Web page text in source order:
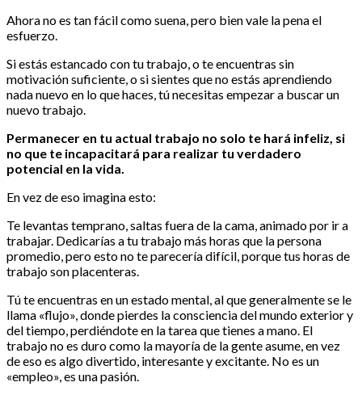
Ahora no es tan fácil como suena, pero bien vale la pena el
esfuerzo.
Si estás estancado con tu trabajo, o te encuentras sin
motivación suficiente, o si sientes que no estás aprendiendo
nada nuevo en lo que haces, tú necesitas empezar a buscar un
nuevo trabajo.
Permanecer en tu actual trabajo no solo te hará infeliz, si
no que te incapacitará para realizar tu verdadero
potencial en la vida.
En vez de eso imagina esto:
Te levantas temprano, saltas fuera de la cama, animado por ir a
trabajar. Dedicarías a tu trabajo más horas que la persona
promedio, pero esto no te parecería difícil, porque tus horas de
trabajo son placenteras.
Tú te encuentras en un estado mental, al que generalmente se le
llama «flujo», donde pierdes la consciencia del mundo exterior y
del tiempo, perdiéndote en la tarea que tienes a mano. El
trabajo no es duro como la mayoría de la gente asume, en vez
de eso es algo divertido, interesante y excitante. No es un
«empleo», es una pasión.